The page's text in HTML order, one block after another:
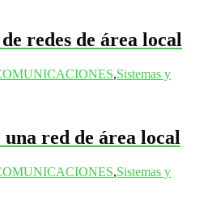
redes de área local
,Sistemas y
red de área local
,Sistemas y